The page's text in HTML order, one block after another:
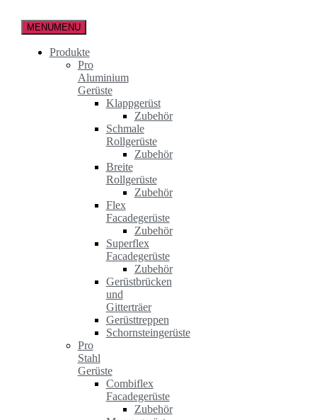
Inhalt
springen
MENUMENU
Produkte
Pro
Aluminium
Gerüste
Klappgerüst
Zubehör
Schmale
Rollgerüste
Zubehör
Breite
Rollgerüste
Zubehör
Flex
Facadegerüste
Zubehör
Superflex
Facadegerüste
Zubehör
Gerüstbrücken
und
Gitterträer
Gerüsttreppen
Schornsteingerüste
Pro
Stahl
Gerüste
Combiflex
Facadegerüste
Zubehör